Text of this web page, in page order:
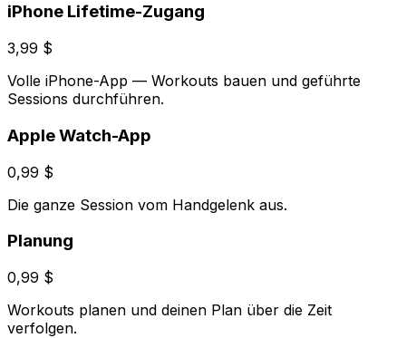
iPhone Lifetime-Zugang
3,99 $
Volle iPhone-App — Workouts bauen und geführte
Sessions durchführen.
Apple Watch-App
0,99 $
Die ganze Session vom Handgelenk aus.
Planung
0,99 $
Workouts planen und deinen Plan über die Zeit
verfolgen.